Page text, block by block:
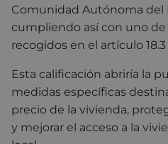
Comunidad Autónoma del
cumpliendo así con uno de
recogidos en el artículo 18.3
Esta calificación abriría la
medidas específicas
precio de la vivienda,
y mejorar el acceso a la